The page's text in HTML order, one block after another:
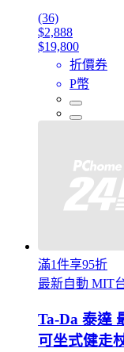
(36)
$2,888
$19,800
折價券
P幣
滿1件享95折
最新自動 MIT
Ta-Da 泰達
可坐式健走